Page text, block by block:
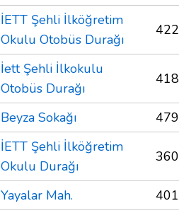
İETT Şehli İlköğretim
Okulu Otobüs Durağı
İett Şehli İlkokulu
Otobüs Durağı
Beyza Sokağı
İETT Şehli İlköğretim
Okulu Durağı
Yayalar Mah.